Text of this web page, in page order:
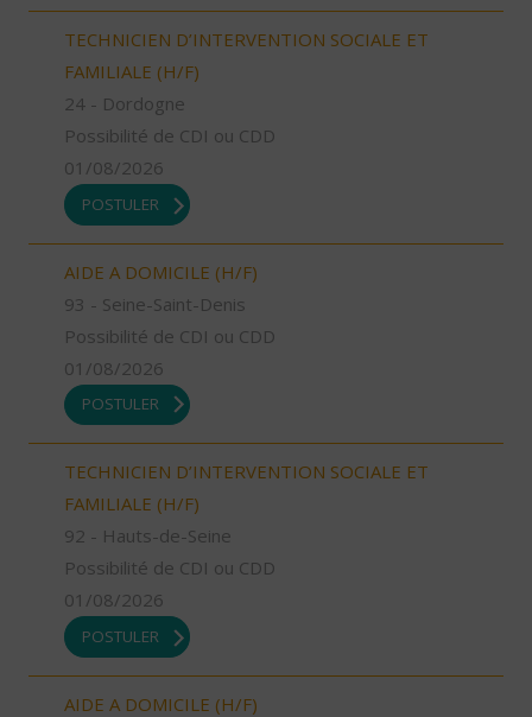
TECHNICIEN D’INTERVENTION SOCIALE ET
FAMILIALE (H/F)
24 - Dordogne
Possibilité de CDI ou CDD
01/08/2026
POSTULER
AIDE A DOMICILE (H/F)
93 - Seine-Saint-Denis
Possibilité de CDI ou CDD
01/08/2026
POSTULER
TECHNICIEN D’INTERVENTION SOCIALE ET
FAMILIALE (H/F)
92 - Hauts-de-Seine
Possibilité de CDI ou CDD
01/08/2026
POSTULER
AIDE A DOMICILE (H/F)